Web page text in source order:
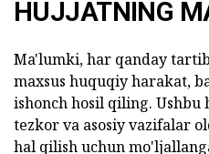
HUJJATNING
Ma'lumki, har qanday
maxsus huquqiy harakat,
ishonch hosil qiling.
tezkor va asosiy vazifalar
hal qilish uchun